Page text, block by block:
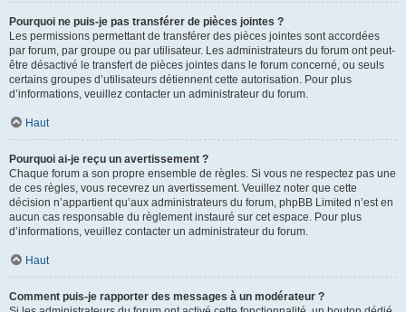
Pourquoi ne puis-je pas transférer de pièces jointes ?
Les permissions permettant de transférer des pièces jointes sont accordées
par forum, par groupe ou par utilisateur. Les administrateurs du forum ont peut-
être désactivé le transfert de pièces jointes dans le forum concerné, ou seuls
certains groupes d’utilisateurs détiennent cette autorisation. Pour plus
d’informations, veuillez contacter un administrateur du forum.
Haut
Pourquoi ai-je reçu un avertissement ?
Chaque forum a son propre ensemble de règles. Si vous ne respectez pas une
de ces règles, vous recevrez un avertissement. Veuillez noter que cette
décision n’appartient qu’aux administrateurs du forum, phpBB Limited n’est en
aucun cas responsable du règlement instauré sur cet espace. Pour plus
d’informations, veuillez contacter un administrateur du forum.
Haut
Comment puis-je rapporter des messages à un modérateur ?